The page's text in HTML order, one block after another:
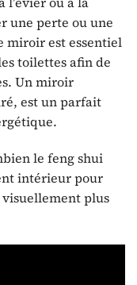
une perte ou une
miroir est essentiel
toilettes afin de
Un miroir
est un parfait
le feng shui
intérieur pour
plus